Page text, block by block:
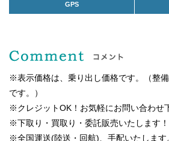
GPS
※表示価格は、乗り出し価格です。（整
です。）
※クレジットOK！お気軽にお問い合わせ
※下取り・買取り・委託販売いたします！
※全国運送(陸送・回航)、手配いたします